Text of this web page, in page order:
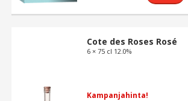
Cote des Roses Rosé
6 × 75 cl 12.0%
Kampanjahinta!